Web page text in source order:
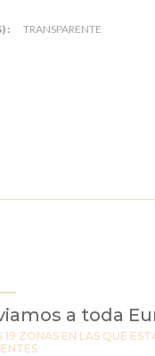
: TRANSPARENTE
a toda
19 ZONAS EN LAS QUE